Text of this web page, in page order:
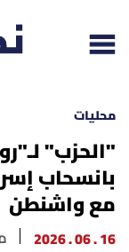
إقرأ الجريدة
لبنان
محليات
"الحزب"
بانسحاب
مع واشنطن
16 . 06 . 2026
04